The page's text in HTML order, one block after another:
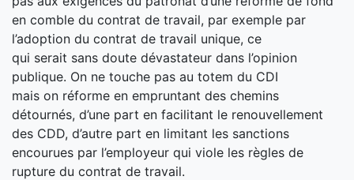
en comble du contrat de travail, par exemple par
l’adoption du contrat de travail unique, ce
qui serait sans doute dévastateur dans l’opinion
publique. On ne touche pas au totem du CDI
mais on réforme en empruntant des chemins
détournés, d’une part en facilitant le renouvellement
des CDD, d’autre part en limitant les sanctions
encourues par l’employeur qui viole les règles de
rupture du contrat de travail.